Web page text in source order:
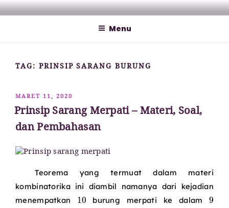
Lompat
ke MATHCYBER1997
Menu
TAG: PRINSIP SARANG BURUNG
DIPOSKAN
PADA
MARET 11, 2020
Prinsip Sarang Merpati – Materi, Soal,
dan Pembahasan
Teorema yang termuat dalam materi
kombinatorika ini diambil namanya dari kejadian
menempatkan
burung merpati ke dalam